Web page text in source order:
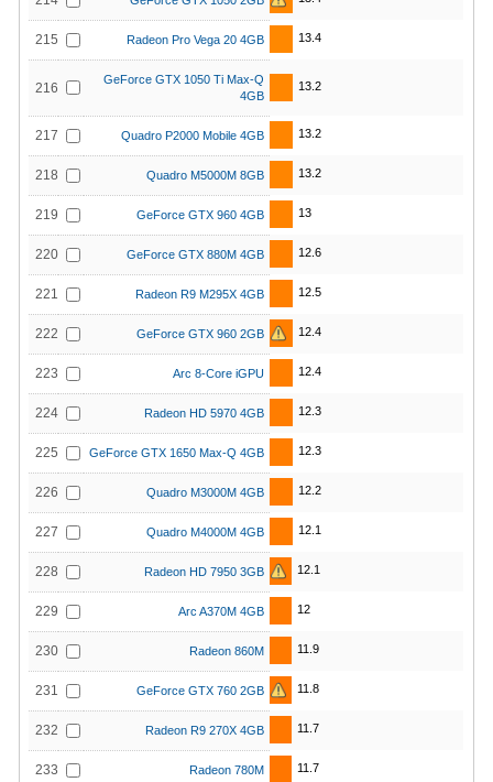
215 Radeon Pro Vega 20 4GB 13.4
216
GeForce GTX 1050 Ti Max-Q
4GB
13.2
217 Quadro P2000 Mobile 4GB 13.2
218 Quadro M5000M 8GB 13.2
219 GeForce GTX 960 4GB 13
220 GeForce GTX 880M 4GB 12.6
221 Radeon R9 M295X 4GB 12.5
222 GeForce GTX 960 2GB 12.4
223 Arc 8-Core iGPU 12.4
224 Radeon HD 5970 4GB 12.3
225 GeForce GTX 1650 Max-Q 4GB 12.3
226 Quadro M3000M 4GB 12.2
227 Quadro M4000M 4GB 12.1
228 Radeon HD 7950 3GB 12.1
229 Arc A370M 4GB 12
230 Radeon 860M 11.9
231 GeForce GTX 760 2GB 11.8
232 Radeon R9 270X 4GB 11.7
233 Radeon 780M 11.7